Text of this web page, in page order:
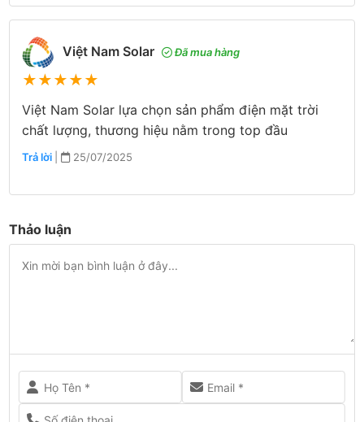
Việt Nam Solar Đã mua hàng
★★★★★
Việt Nam Solar lựa chọn sản phẩm điện mặt trời
chất lượng, thương hiệu nằm trong top đầu
Trả lời | 25/07/2025
Thảo luận